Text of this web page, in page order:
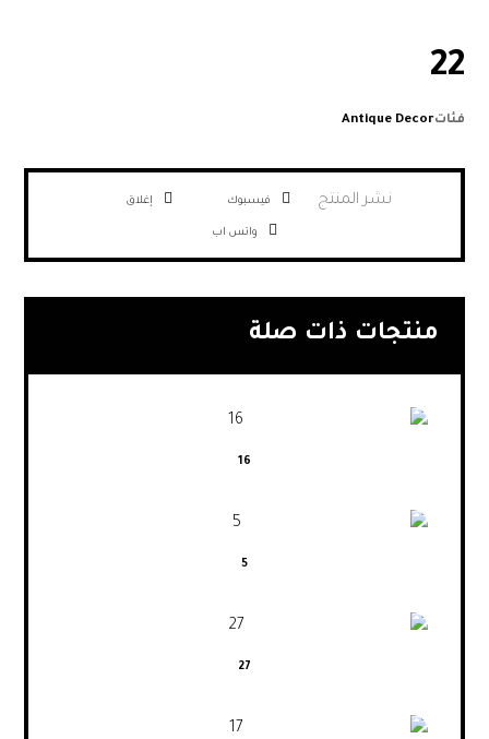
22
فئاتAntique Decor
فيسبوك إغلاق
واتس اب
منتجات ذات صلة
16
5
27